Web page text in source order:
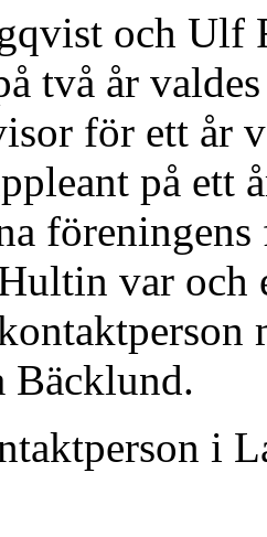
och Ulf
två år
för ett år
på ett
var och
Bäcklund.
i